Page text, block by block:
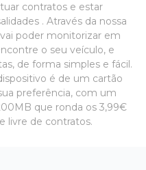
contratos e estar
. Através da nossa
poder monitorizar em
o seu veículo, e
de forma simples e fácil.
é de um cartão
preferência, com um
que ronda os 3,99€
livre de contratos.